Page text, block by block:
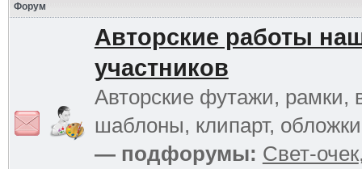
Форум
Авторские работы
участников
Авторские футажи, рамки,
шаблоны, клипарт,
— подфорумы: Свет-очек